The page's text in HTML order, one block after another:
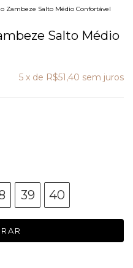
Zambeze Salto Médio Confortável
Salto Médio
5 x de R$51,40 sem juros
39 40